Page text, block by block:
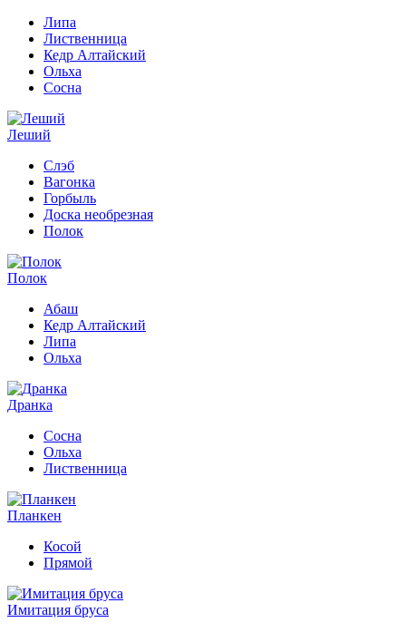
Липа
Лиственница
Кедр Алтайский
Ольха
Сосна
Леший
Слэб
Вагонка
Горбыль
Доска необрезная
Полок
Полок
Абаш
Кедр Алтайский
Липа
Ольха
Дранка
Сосна
Ольха
Лиственница
Планкен
Косой
Прямой
Имитация бруса